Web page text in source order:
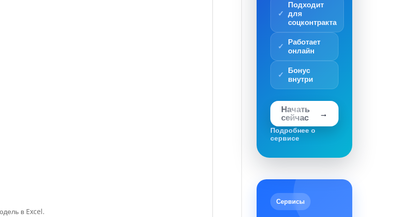
в Excel.
Подходит
для
соцконтракта
Работает
онлайн
Бонус
внутри
Начать
сейчас
Подробнее о
сервисе
Сервисы